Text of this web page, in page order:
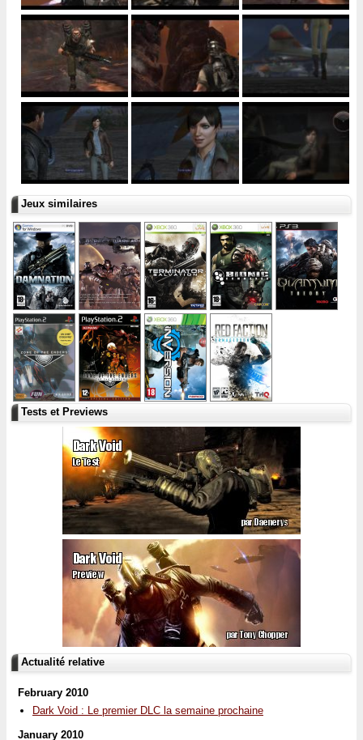
Jeux similaires
Tests et Previews
Actualité relative
February 2010
Dark Void : Le premier DLC la semaine prochaine
January 2010